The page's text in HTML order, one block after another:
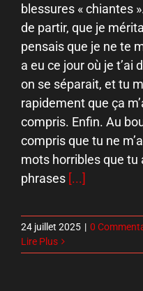
blessures « chiantes
de partir, que je
pensais que je ne te
a eu ce jour où je t’ai
on se séparait, et tu
rapidement que ça
compris. Enfin. Au
compris que tu ne
mots horribles que tu
phrases [...]
24 juillet 2025 | 0
Lire Plus